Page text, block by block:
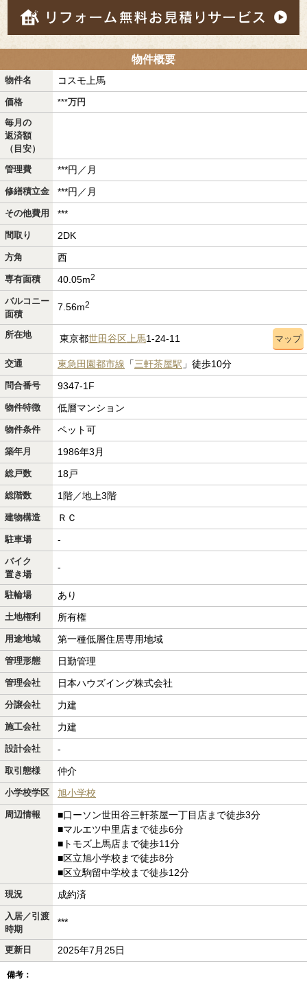
物件概要
物件名 コスモ上馬
価格 ***万円
毎月の
返済額
（目安）
管理費
***円／月
修繕積立金 ***円／月
その他費用 ***
間取り 2DK
方角 西
専有面積 40.05m2
バルコニー
面積
7.56m2
所在地 東京都世田谷区 上馬1-24-11 マップ
交通 東急田園都市線 「三軒茶屋駅 」徒歩10分
問合番号 9347-1F
物件特徴 低層マンション
物件条件 ペット可
築年月 1986年3月
総戸数 18戸
総階数 1階／地上3階
建物構造 ＲＣ
駐車場 -
バイク
置き場
-
駐輪場 あり
土地権利 所有権
用途地域 第一種低層住居専用地域
管理形態 日勤管理
管理会社 日本ハウズイング株式会社
分譲会社 力建
施工会社 力建
設計会社 -
取引態様 仲介
小学校学区 旭小学校
周辺情報
■口ーソン世田谷三軒茶屋一丁目店まで徒歩3分
■マルエツ中里店まで徒歩6分
■トモズ上馬店まで徒歩11分
■区立旭小学校まで徒歩8分
■区立駒留中学校まで徒歩12分
現況 成約済
入居／引渡
時期
***
更新日 2025年7月25日
備考：